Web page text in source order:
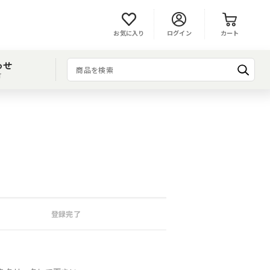
ログイン
お気に入り カート
せ
登録完了